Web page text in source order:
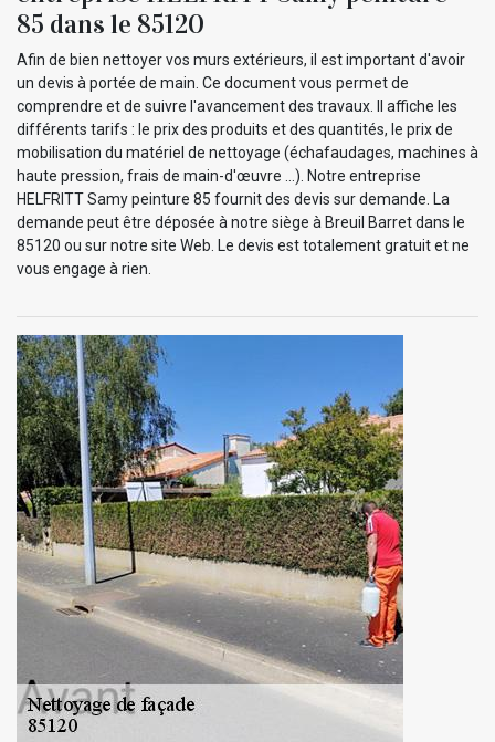
85 dans le 85120
Afin de bien nettoyer vos murs extérieurs, il est important d'avoir
un devis à portée de main. Ce document vous permet de
comprendre et de suivre l'avancement des travaux. Il affiche les
différents tarifs : le prix des produits et des quantités, le prix de
mobilisation du matériel de nettoyage (échafaudages, machines à
haute pression, frais de main-d'œuvre ...). Notre entreprise
HELFRITT Samy peinture 85 fournit des devis sur demande. La
demande peut être déposée à notre siège à Breuil Barret dans le
85120 ou sur notre site Web. Le devis est totalement gratuit et ne
vous engage à rien.